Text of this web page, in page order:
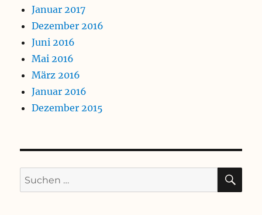
Januar 2017
Dezember 2016
Juni 2016
Mai 2016
März 2016
Januar 2016
Dezember 2015
Suchen
nach: